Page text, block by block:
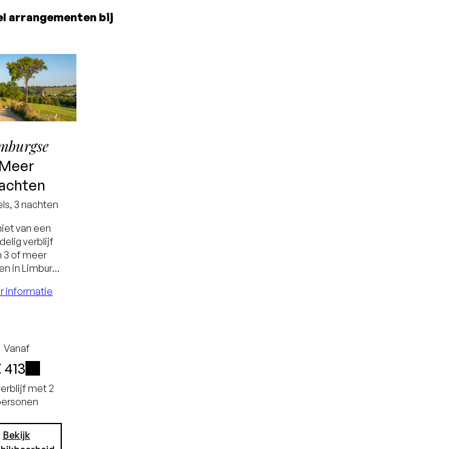
arrangementen bij
Meer
3 nachten
van een
verblijf
3 of meer
in Limburg.
hoe groter
informatie
Vanaf
413
i
Laagste
annuleren tot
24 uur voor
aankomst
Geen
creditcard
met 2
Bekijk